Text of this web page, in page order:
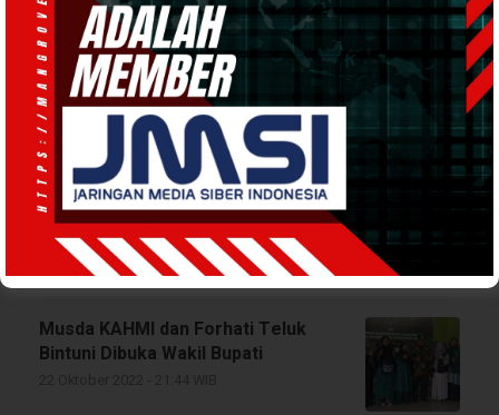
Musda
Para Sesepuh Pakuwojo Bintuni
Tolak Hasil Musda ke-1: Dinilai
Ilegal
16 Juli 2026 - 08:29 WIB
Musda KAHMI dan Forhati Teluk
Bintuni Dibuka Wakil Bupati